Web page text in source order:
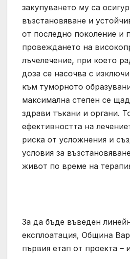
закупуването му са
възстановяване и
от последно поколение и
провеждането на
лъчелечение, при което
доза се насочва с
към туморното
максимална степен се
здрави тъкани и органи.
ефективността на
риска от усложнения и
условия за
живот по време на
За да бъде въведен
експлоатация, Община
първия етап от проекта –